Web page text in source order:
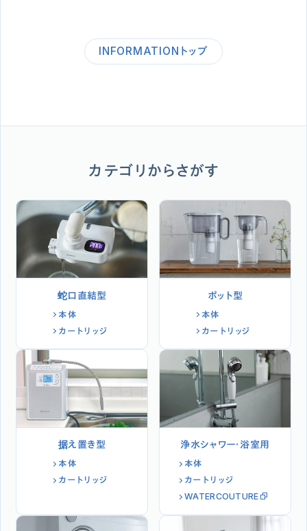
INFORMATIONトップ
カテゴリからさがす
蛇口直結型
本体
カートリッジ
ポット型
本体
カートリッジ
据え置き型
本体
カートリッジ
浄水シャワー・浴室用
本体
カートリッジ
WATERCOUTURE